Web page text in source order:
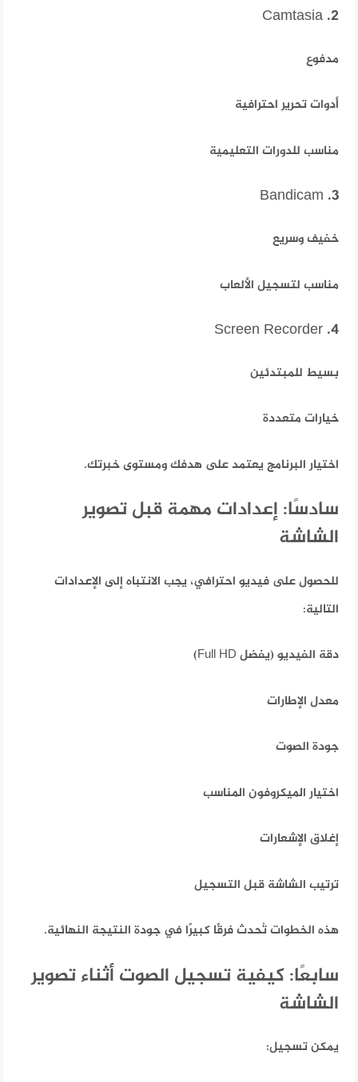
2. Camtasia
مدفوع
أدوات تحرير احترافية
مناسب للدورات التعليمية
3. Bandicam
خفيف وسريع
مناسب لتسجيل الألعاب
4. Screen Recorder
بسيط للمبتدئين
خيارات متعددة
اختيار البرنامج يعتمد على هدفك ومستوى خبرتك.
سادسًا: إعدادات مهمة قبل تصوير
الشاشة
للحصول على فيديو احترافي، يجب الانتباه إلى الإعدادات
التالية:
دقة الفيديو (يفضل Full HD)
معدل الإطارات
جودة الصوت
اختيار الميكروفون المناسب
إغلاق الإشعارات
ترتيب الشاشة قبل التسجيل
هذه الخطوات تُحدث فرقًا كبيرًا في جودة النتيجة النهائية.
سابعًا: كيفية تسجيل الصوت أثناء تصوير
الشاشة
يمكن تسجيل: